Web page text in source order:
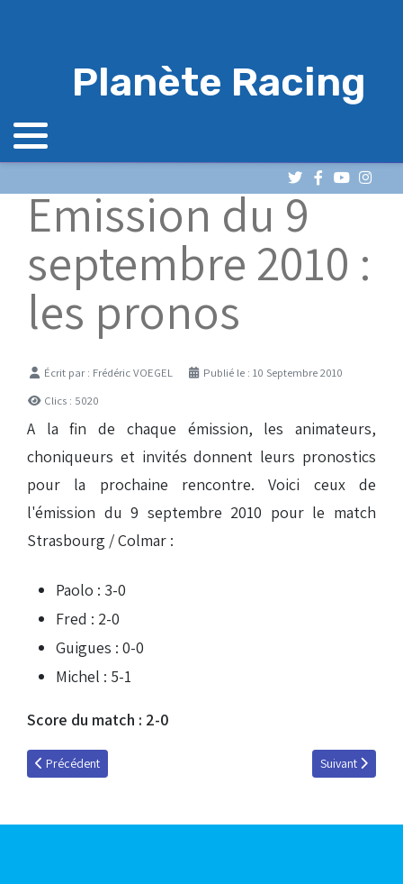
Planète Racing
Emission du 9
septembre 2010 :
les pronos
DétailsÉcrit par : Frédéric VOEGEL
Publié le : 10 Septembre 2010
Clics : 5020
A la fin de chaque émission, les animateurs,
choniqueurs et invités donnent leurs pronostics
pour la prochaine rencontre. Voici ceux de
l'émission du 9 septembre 2010 pour le match
Strasbourg / Colmar :
Paolo : 3-0
Fred : 2-0
Guigues : 0-0
Michel : 5-1
Score du match : 2-0
Article précédent : Emission du 23 septembre 2010 : les pronos
Précédent Article suivant :
Suivant